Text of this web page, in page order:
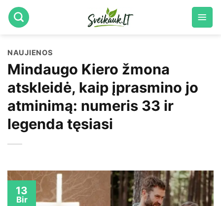
Skip
to
NAUJIENOS
Mindaugo Kiero žmona
atskleidė, kaip įprasmino jo
atminimą: numeris 33 ir
legenda tęsiasi
13
Bir